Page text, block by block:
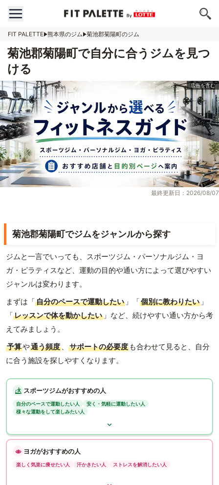
FIT PALETTE 熊本県のジム 菊池郡菊陽町のジム
菊池郡菊陽町で自分に合うジムを見つ
ける
最終更新日：2026/08/07
菊池郡菊陽町でジムをジャンルから探す
ジムと一言でいっても、スポーツジム・パーソナルジム・ヨ
ガ・ピラティスなど、運動の目的や通い方によって選びやすい
ジャンルは変わります。
まずは「自分のペースで運動したい 」「個別に教わりたい 」
「レッスンで体を動かしたい 」など、続けやすい通い方から考
えてみましょう。
予算や通う頻度 、 サポートの必要度 も合わせて見ると、自分
に合う施設を探しやすくなります。
スポーツジムがおすすめの人
自分のペースで運動したい人
安く・気軽に運動したい人
様々な運動をして楽しみたい人
ヨガがおすすめの人
楽しく気楽に痩せたい人 汗かきたい人 ストレスを解消したい人